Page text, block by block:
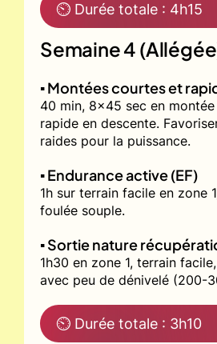
⏲ Durée totale : 4h15
Semaine 4
▪️ Montées courtes et
40 min, 8x45 sec en
rapide en descente.
raides pour la puissance.
▪️ Endurance active (EF)
1h sur terrain facile en zone
foulée souple.
▪️ Sortie nature
1h30 en zone 1, terrain
avec peu de dénivelé (200-
⏲ Durée totale : 3h10